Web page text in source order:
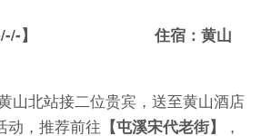
-/-/-】 住宿：黄山
山北站接二位贵宾，送至黄山酒店
动，推荐前往 【屯溪宋代老街】
，